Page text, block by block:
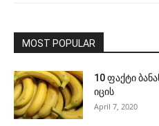
MOST POPULAR
10 ფაქტი
იცის
April 7, 2020